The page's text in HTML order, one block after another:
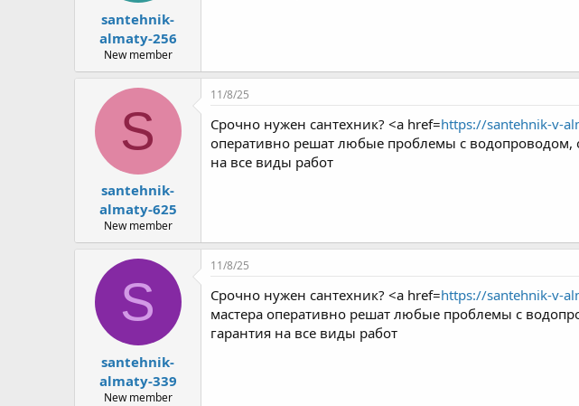
santehnik-
almaty-256
New member
S
santehnik-
almaty-625
New member
11/8/25
Срочно нужен сантехник? <a href=https://santehnik-v-
оперативно решат любые проблемы с водопроводом,
на все виды работ
S
santehnik-
almaty-339
New member
11/8/25
Срочно нужен сантехник? <a href=https://santehnik-v-
мастера оперативно решат любые проблемы с
гарантия на все виды работ